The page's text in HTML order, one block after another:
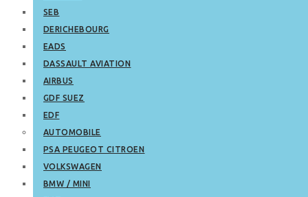
SEB
DERICHEBOURG
EADS
DASSAULT AVIATION
AIRBUS
GDF SUEZ
EDF
AUTOMOBILE
PSA PEUGEOT CITROEN
VOLKSWAGEN
BMW / MINI